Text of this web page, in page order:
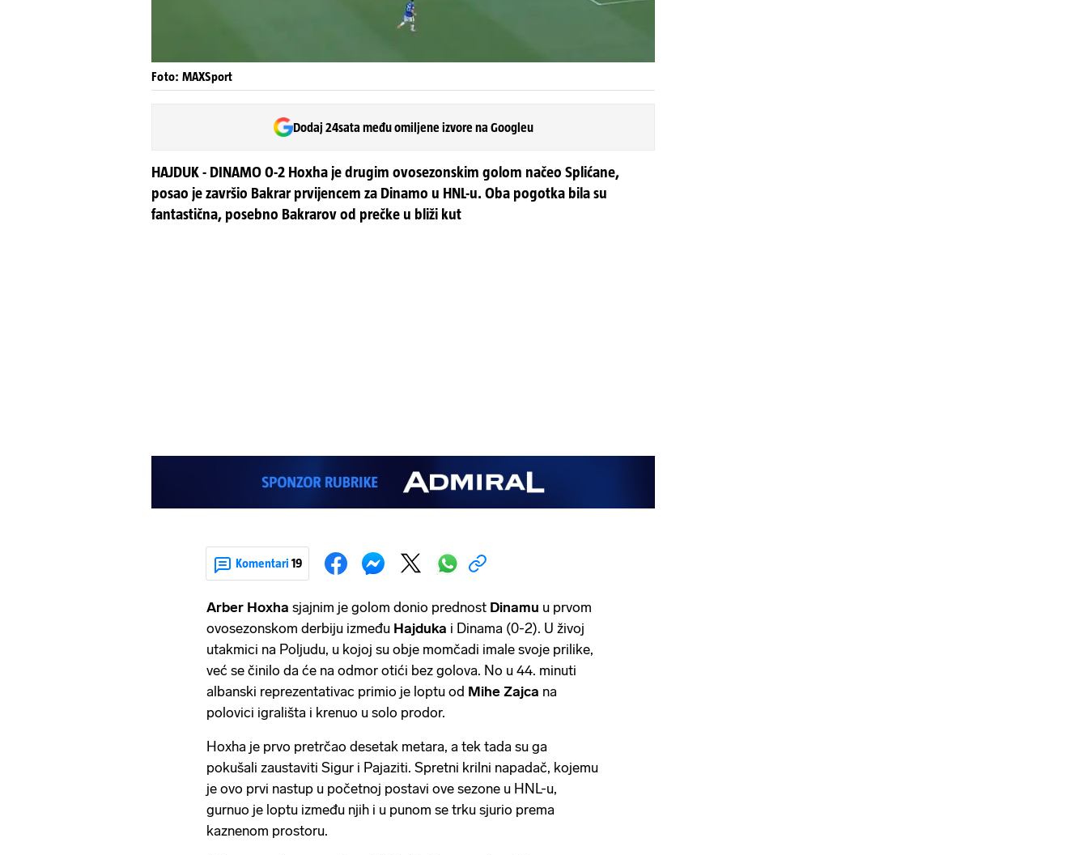
Foto: MAXSport
Dodaj 24sata među omiljene izvore na Googleu
HAJDUK - DINAMO 0-2 Hoxha je drugim ovosezonskim golom načeo Splićane,
posao je završio Bakrar prvijencem za Dinamo u HNL-u. Oba pogotka bila su
fantastična, posebno Bakrarov od prečke u bliži kut
Komentari 19
Arber Hoxha sjajnim je golom donio prednost Dinamu u prvom
ovosezonskom derbiju između Hajduka i Dinama (0-2). U živoj
utakmici na Poljudu, u kojoj su obje momčadi imale svoje prilike,
već se činilo da će na odmor otići bez golova. No u 44. minuti
albanski reprezentativac primio je loptu od Mihe Zajca na
polovici igrališta i krenuo u solo prodor.
Hoxha je prvo pretrčao desetak metara, a tek tada su ga
pokušali zaustaviti Sigur i Pajaziti. Spretni krilni napadač, kojemu
je ovo prvi nastup u početnoj postavi ove sezone u HNL-u,
gurnuo je loptu između njih i u punom se trku sjurio prema
kaznenom prostoru.